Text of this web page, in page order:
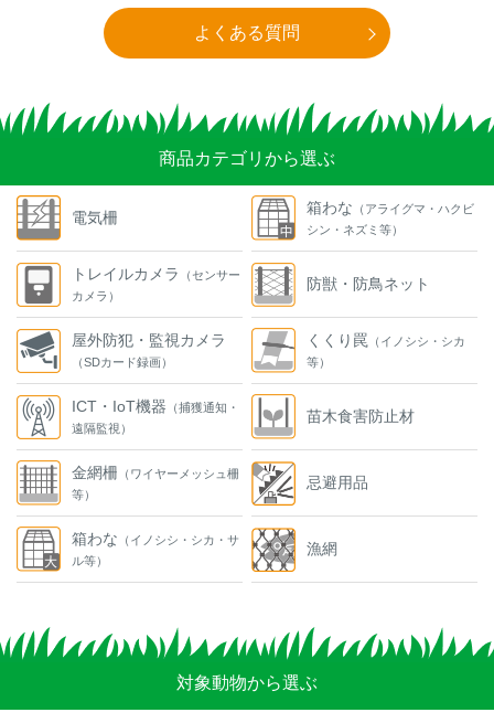
よくある質問
商品カテゴリから選ぶ
電気柵
トレイルカメラ
（センサー
カメラ）
屋外防犯・監視カメラ
（SDカード録画）
ICT・IoT機器 （捕獲通知・
遠隔監視）
金網柵 （ワイヤーメッシュ柵
等）
箱わな （イノシシ・シカ・サ
ル等）
箱わな （アライグマ・ハクビ
シン・ネズミ等）
防獣・防鳥ネット
くくり罠 （イノシシ・シカ
等）
苗木食害防止材
忌避用品
漁網
対象動物から選ぶ